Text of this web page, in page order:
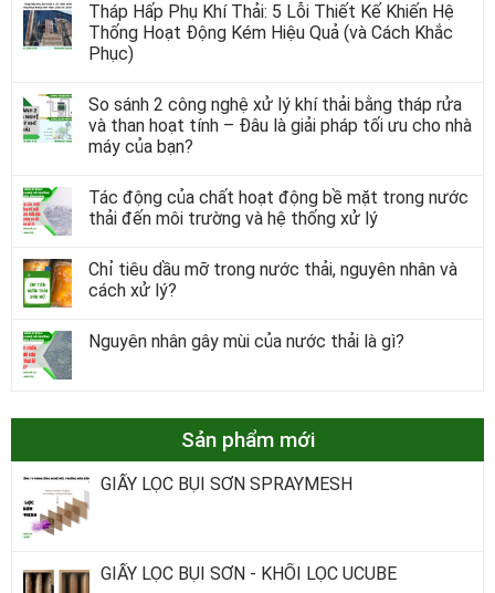
Tháp Hấp Phụ Khí Thải: 5 Lỗi Thiết Kế Khiến Hệ
Thống Hoạt Động Kém Hiệu Quả (và Cách Khắc
Phục)
So sánh 2 công nghệ xử lý khí thải bằng tháp rửa
và than hoạt tính – Đâu là giải pháp tối ưu cho nhà
máy của bạn?
Tác động của chất hoạt động bề mặt trong nước
thải đến môi trường và hệ thống xử lý
Chỉ tiêu dầu mỡ trong nước thải, nguyên nhân và
cách xử lý?
Nguyên nhân gây mùi của nước thải là gì?
Sản phẩm mới
GIẤY LỌC BỤI SƠN SPRAYMESH
GIẤY LỌC BỤI SƠN - KHỐI LỌC UCUBE